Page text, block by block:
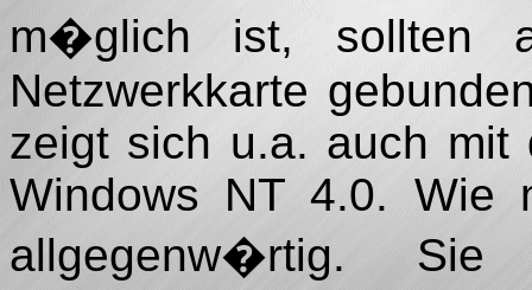
m�glich ist, sollten
Netzwerkkarte
zeigt sich u.a. auch mit
Windows NT 4.0. Wie
allgegenw�rtig.